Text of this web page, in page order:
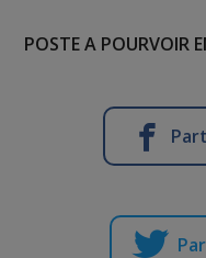
POSTE A POURVOIR